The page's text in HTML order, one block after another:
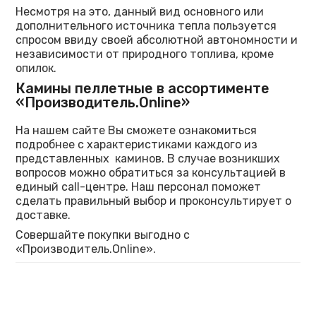
Несмотря на это, данный вид основного или
дополнительного источника тепла пользуется
спросом ввиду своей абсолютной автономности и
независимости от природного топлива, кроме
опилок.
Камины пеллетные в ассортименте
«Производитель.Online»
На нашем сайте Вы сможете ознакомиться
подробнее с характеристиками каждого из
представленных каминов. В случае возникших
вопросов можно обратиться за консультацией в
единый call-центре. Наш персонал поможет
сделать правильный выбор и проконсультирует о
доставке.
Совершайте покупки выгодно с
«Производитель.Online».